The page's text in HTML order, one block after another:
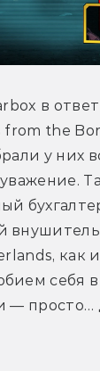
в
from the
у них
как
себя в
— просто…